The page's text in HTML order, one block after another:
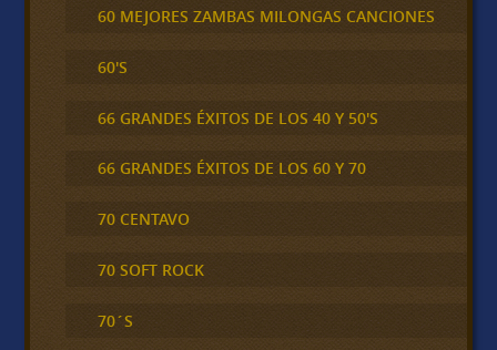
60 MEJORES ZAMBAS MILONGAS CANCIONES
60'S
66 GRANDES ÉXITOS DE LOS 40 Y 50'S
66 GRANDES ÉXITOS DE LOS 60 Y 70
70 CENTAVO
70 SOFT ROCK
70´S